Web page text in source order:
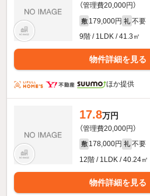
（管理費20,000円）
敷 179,000円 礼 不要
9階 / 1LDK / 41.3㎡
物件詳細を見る
ほか提供
17.8万円
（管理費20,000円）
敷 178,000円 礼 不要
12階 / 1LDK / 40.24㎡
物件詳細を見る